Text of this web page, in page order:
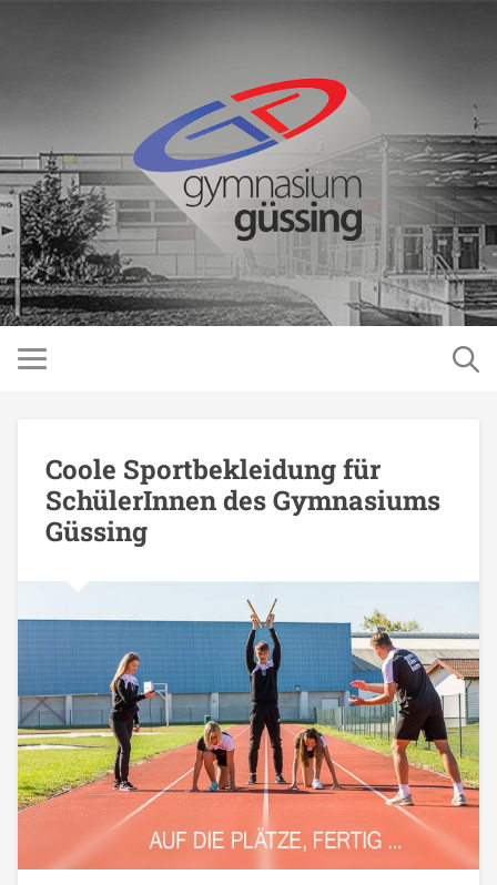
Coole Sportbekleidung für
SchülerInnen des Gymnasiums
Güssing